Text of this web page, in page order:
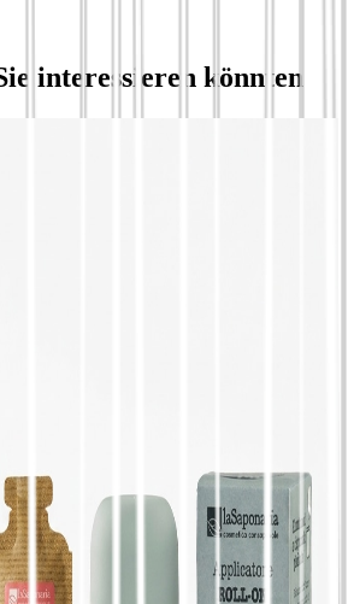
interessieren könnten
- La Saponaria, Applikator +
Nachfüllung Applikator +
Himalaya, frisch